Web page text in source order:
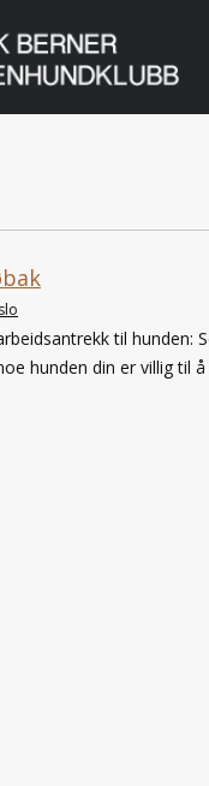
til
hunden din er villig til